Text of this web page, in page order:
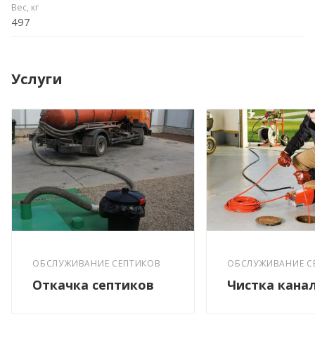
Вес, кг
497
Услуги
ОБСЛУЖИВАНИЕ СЕПТИКОВ
Откачка септиков
ОБСЛУЖИВАНИЕ
Чистка